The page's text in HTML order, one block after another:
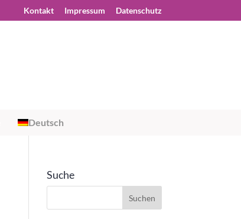
Kontakt Impressum Datenschutz
Deutsch
Suche